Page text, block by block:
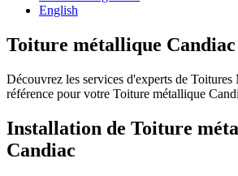
English
Toiture métallique Candiac
Découvrez les services d'experts de
référence pour votre Toiture métallique
Installation de Toiture
Candiac